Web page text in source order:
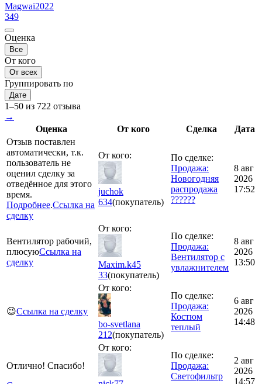
Magwai2022
349
Оценка
Все
От кого
От всех
Группировать по
Дате
1–50 из 722 отзыва
→
Оценка
От кого Сделка
Дата
Отзыв поставлен
автоматически, т.к.
пользователь не
оценил сделку за
отведённое для этого
время.
Подробнее.Ссылка на
сделку
От кого:
juchok
634(покупатель)
По сделке:
Продажа:
Новогодняя
распродажа
??????
8 авг
2026
17:52
Вентилятор рабочий,
плюсуюСсылка на
сделку
От кого:
Maxim.k45
33(покупатель)
По сделке:
Продажа:
Вентилятор с
увлажнителем
8 авг
2026
13:50
😉Ссылка на сделку
От кого:
bo-svetlana
212(покупатель)
По сделке:
Продажа:
Костюм
теплый
6 авг
2026
14:48
Отлично! Спасибо!
От кого:
По сделке:
Продажа:
Светофильтр
2 авг
2026
14:57